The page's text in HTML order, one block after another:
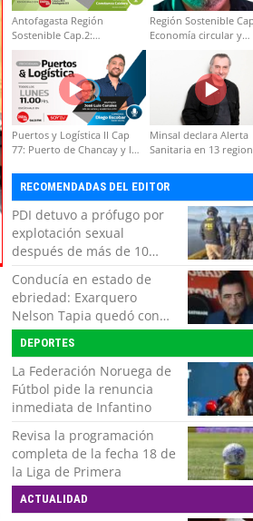
Antofagasta Región
Sostenible Cap.2:
Educación ambiental y
formación de capacidades
técnicas
Región Sostenible
Economía circular y
Puertos y Logística II Cap
77: Puerto de Chancay y la
Minsal declara Alerta
Sanitaria en 13
RECOMENDADAS DEL EDITOR
PDI detuvo a prófugo por
explotación sexual
después de más de 10
horas de navegación en la
zona austral
Conducía en estado de
ebriedad: Exarquero
Nelson Tapia quedó con
lesiones graves tras
accidente vehicular
DEPORTES
La Federación Noruega de
Fútbol pide la renuncia
inmediata de Infantino
Revisa la programación
completa de la fecha 18 de
la Liga de Primera
ACTUALIDAD